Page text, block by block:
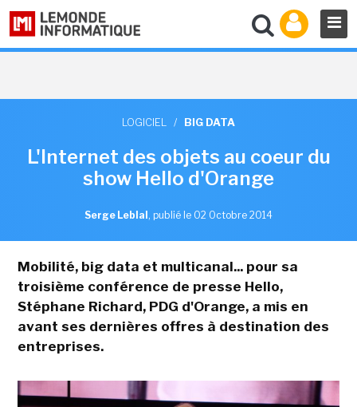
LOGICIEL / BIG DATA
L'Internet des objets au coeur du
show Hello d'Orange
Serge Leblal , publié le 02 Octobre 2014
Mobilité, big data et multicanal... pour sa
troisième conférence de presse Hello,
Stéphane Richard, PDG d'Orange, a mis en
avant ses dernières offres à destination des
entreprises.